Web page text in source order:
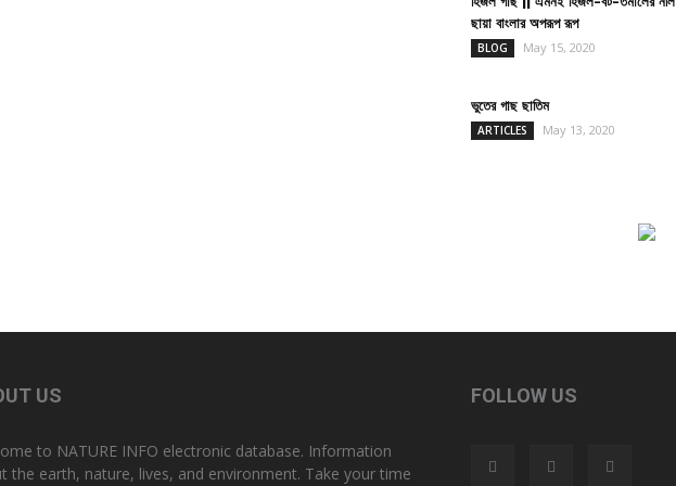
ছায়া বাংলার অপরূপ রূপ
BLOG May 15, 2020
ভুতের গাছ ছাতিম
ARTICLES May 13, 2020
US
to NATURE INFO electronic database. Information
the earth, nature, lives, and environment. Take your time
FOLLOW US